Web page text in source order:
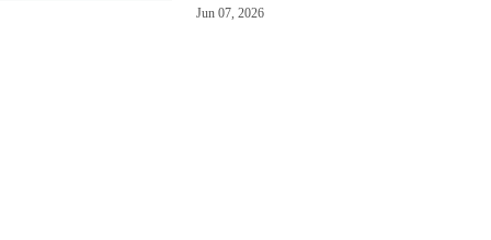
Jun 07, 2026